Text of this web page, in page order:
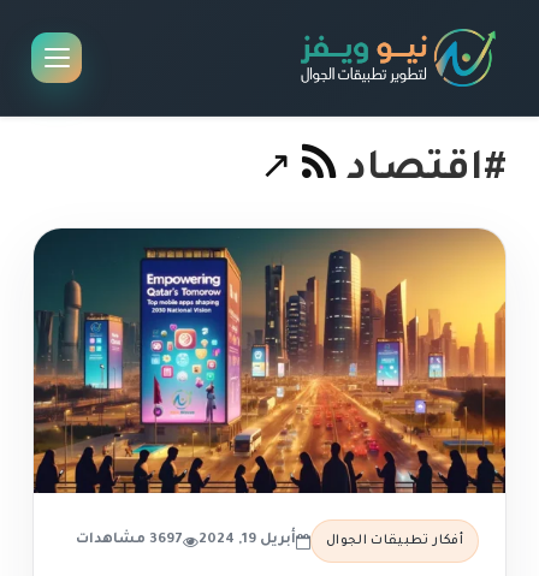
#اقتصاد
أفكار تطبيقات الجوال أبريل 19, 2024 3697 مشاهدات